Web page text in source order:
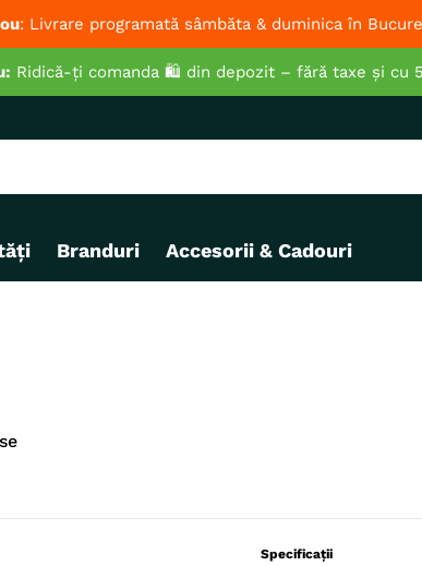
: Livrare programată sâmbăta & duminica în
Ridică-ți comanda 🛍️ din depozit – fără taxe și cu
Branduri Accesorii & Cadouri
Specificații